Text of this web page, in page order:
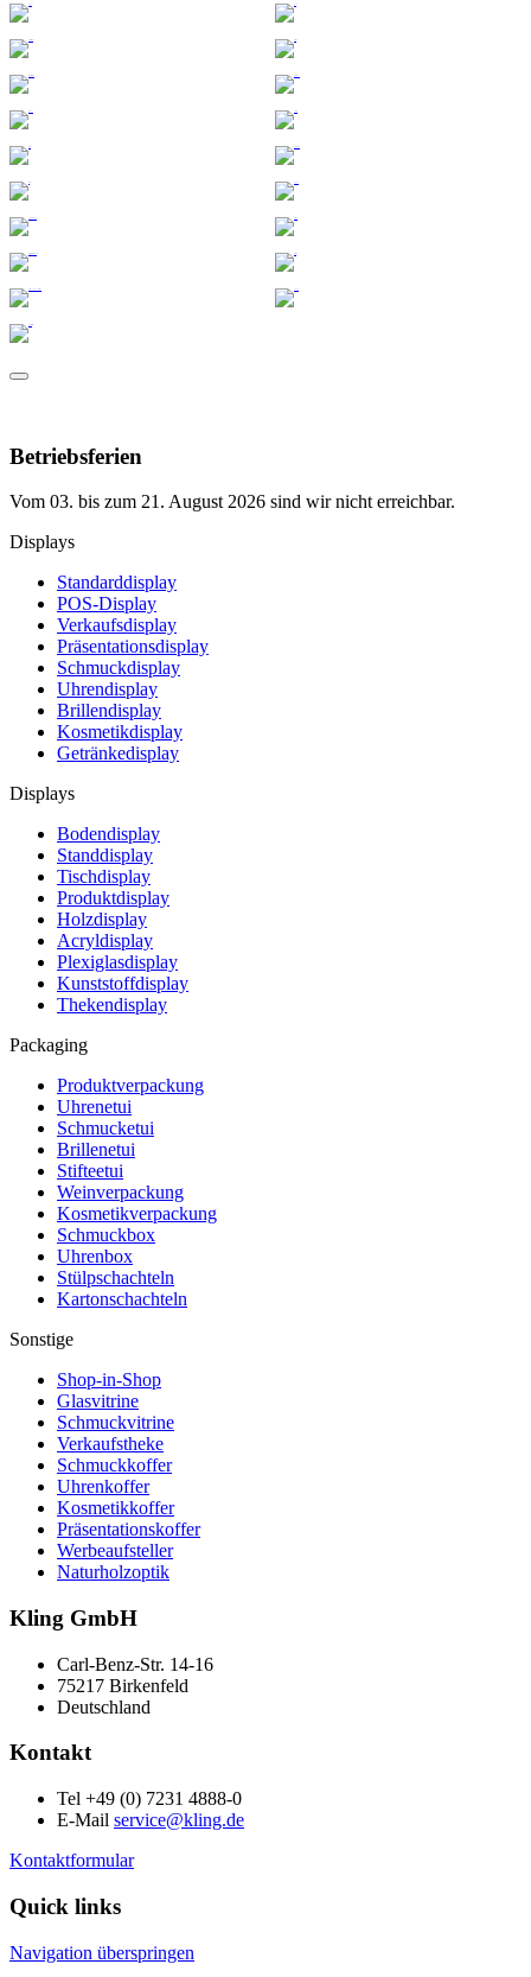
Betriebsferien
Vom 03. bis zum 21. August 2026 sind wir nicht erreichbar.
Displays
Standarddisplay
POS-Display
Verkaufsdisplay
Präsentationsdisplay
Schmuckdisplay
Uhrendisplay
Brillendisplay
Kosmetikdisplay
Getränkedisplay
Displays
Bodendisplay
Standdisplay
Tischdisplay
Produktdisplay
Holzdisplay
Acryldisplay
Plexiglasdisplay
Kunststoffdisplay
Thekendisplay
Packaging
Produktverpackung
Uhrenetui
Schmucketui
Brillenetui
Stifteetui
Weinverpackung
Kosmetikverpackung
Schmuckbox
Uhrenbox
Stülpschachteln
Kartonschachteln
Sonstige
Shop-in-Shop
Glasvitrine
Schmuckvitrine
Verkaufstheke
Schmuckkoffer
Uhrenkoffer
Kosmetikkoffer
Präsentationskoffer
Werbeaufsteller
Naturholzoptik
Kling GmbH
Carl-Benz-Str. 14-16
75217 Birkenfeld
Deutschland
Kontakt
Tel +49 (0) 7231 4888-0
E-Mail service@kling.de
Kontaktformular
Quick links
Navigation überspringen